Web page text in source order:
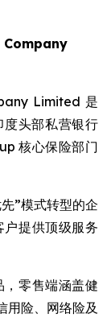
Company
Limited 是
头部私营银行
核心保险部门
”模式转型的企
户提供顶级服务
，零售端涵盖健
用险、网络险及